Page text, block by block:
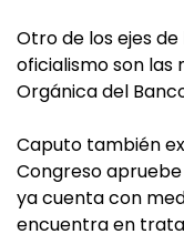
Otro de los ejes
oficialismo son las
Orgánica del
Caputo también
Congreso
ya cuenta con
encuentra en